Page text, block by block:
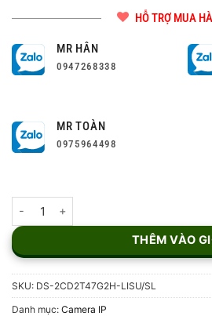
HỖ TRỢ MUA
MR HÂN
0947268338
MR TOÀN
0975964498
THÊM VÀO
SKU: DS-2CD2T47G2H-LISU/SL
Danh mục: Camera IP